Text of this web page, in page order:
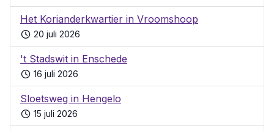
Het Korianderkwartier in Vroomshoop
20 juli 2026
't Stadswit in Enschede
16 juli 2026
Sloetsweg in Hengelo
15 juli 2026